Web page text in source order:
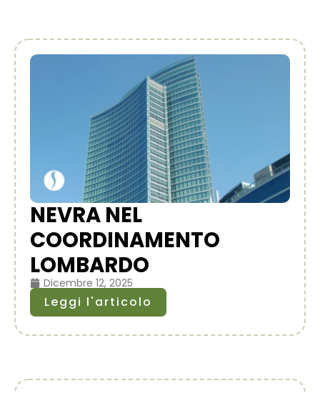
NEVRA NEL
COORDINAMENTO
LOMBARDO
Dicembre 12, 2025
Leggi l'articolo